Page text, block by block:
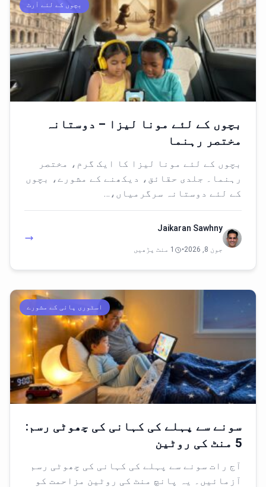
بچوں کے لئے آرٹ
بچوں کے لئے مونا لیزا – دوستانہ
مختصر رہنما
بچوں کے لئے مونا لیزا کا ایک گرم، مختصر
رہنما۔ جلدی حقائق، دیکھنے کے مشورے، بچوں
کے لئے دوستانہ سرگرمیاں،…
Jaikaran Sawhny
جون 8, 2026 • 1 منٹ پڑھیں
اسٹوری پائی کے مشورے
سونے سے پہلے کی کہانی کی چھوٹی رسم:
5 منٹ کی روٹین
آج رات سونے سے پہلے کی کہانی کی چھوٹی رسم
آزمائیں۔ یہ پانچ منٹ کی روٹین مزاحمت کو